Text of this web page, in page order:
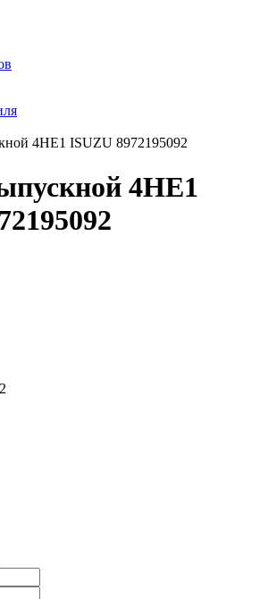
4НE1 ISUZU 8972195092
4НE1